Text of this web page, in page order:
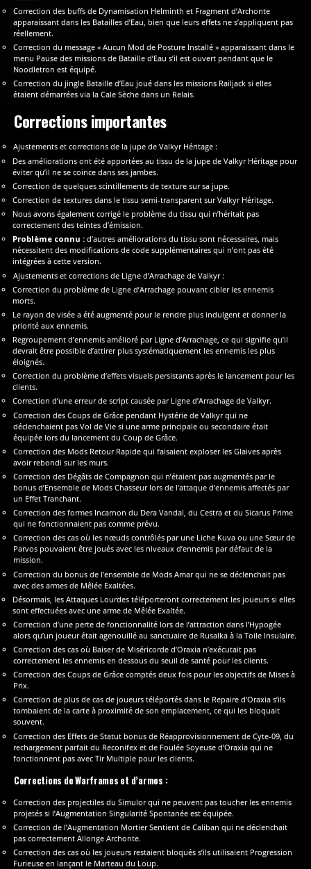
Correction des buffs de Dynamisation Helminth et Fragment d’Archonte
apparaissant dans les Batailles d’Eau, bien que leurs effets ne s’appliquent pas
réellement.
Correction du message « Aucun Mod de Posture Installé » apparaissant dans le
menu Pause des missions de Bataille d’Eau s’il est ouvert pendant que le
Noodletron est équipé.
Correction du jingle Bataille d’Eau joué dans les missions Railjack si elles
étaient démarrées via la Cale Sèche dans un Relais.
Corrections importantes
Ajustements et corrections de la jupe de Valkyr Héritage :
Des améliorations ont été apportées au tissu de la jupe de Valkyr Héritage pour
éviter qu’il ne se coince dans ses jambes.
Correction de quelques scintillements de texture sur sa jupe.
Correction de textures dans le tissu semi-transparent sur Valkyr Héritage.
Nous avons également corrigé le problème du tissu qui n’héritait pas
correctement des teintes d’émission.
Problème connu : d’autres améliorations du tissu sont nécessaires, mais
nécessitent des modifications de code supplémentaires qui n’ont pas été
intégrées à cette version.
Ajustements et corrections de Ligne d’Arrachage de Valkyr :
Correction du problème de Ligne d’Arrachage pouvant cibler les ennemis
morts.
Le rayon de visée a été augmenté pour le rendre plus indulgent et donner la
priorité aux ennemis.
Regroupement d’ennemis amélioré par Ligne d’Arrachage, ce qui signifie qu’il
devrait être possible d’attirer plus systématiquement les ennemis les plus
éloignés.
Correction du problème d’effets visuels persistants après le lancement pour les
clients.
Correction d’une erreur de script causée par Ligne d’Arrachage de Valkyr.
Correction des Coups de Grâce pendant Hystérie de Valkyr qui ne
déclenchaient pas Vol de Vie si une arme principale ou secondaire était
équipée lors du lancement du Coup de Grâce.
Correction des Mods Retour Rapide qui faisaient exploser les Glaives après
avoir rebondi sur les murs.
Correction des Dégâts de Compagnon qui n’étaient pas augmentés par le
bonus d’Ensemble de Mods Chasseur lors de l’attaque d’ennemis affectés par
un Effet Tranchant.
Correction des formes Incarnon du Dera Vandal, du Cestra et du Sicarus Prime
qui ne fonctionnaient pas comme prévu.
Correction des cas où les nœuds contrôlés par une Liche Kuva ou une Sœur de
Parvos pouvaient être joués avec les niveaux d’ennemis par défaut de la
mission.
Correction du bonus de l’ensemble de Mods Amar qui ne se déclenchait pas
avec des armes de Mêlée Exaltées.
Désormais, les Attaques Lourdes téléporteront correctement les joueurs si elles
sont effectuées avec une arme de Mêlée Exaltée.
Correction d’une perte de fonctionnalité lors de l’attraction dans l’Hypogée
alors qu’un joueur était agenouillé au sanctuaire de Rusalka à la Toile Insulaire.
Correction des cas où Baiser de Miséricorde d’Oraxia n’exécutait pas
correctement les ennemis en dessous du seuil de santé pour les clients.
Correction des Coups de Grâce comptés deux fois pour les objectifs de Mises à
Prix.
Correction de plus de cas de joueurs téléportés dans le Repaire d’Oraxia s’ils
tombaient de la carte à proximité de son emplacement, ce qui les bloquait
souvent.
Correction des Effets de Statut bonus de Réapprovisionnement de Cyte-09, du
rechargement parfait du Reconifex et de Foulée Soyeuse d’Oraxia qui ne
fonctionnent pas avec Tir Multiple pour les clients.
Corrections de Warframes et d’armes :
Correction des projectiles du Simulor qui ne peuvent pas toucher les ennemis
projetés si l’Augmentation Singularité Spontanée est équipée.
Correction de l’Augmentation Mortier Sentient de Caliban qui ne déclenchait
pas correctement Allonge Archonte.
Correction des cas où les joueurs restaient bloqués s’ils utilisaient Progression
Furieuse en lançant le Marteau du Loup.